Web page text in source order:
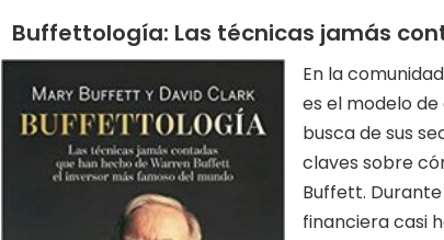
Buffettología: Las técnicas jamás
En la
es el modelo
busca de sus
claves sobre
Buffett.
financiera casi